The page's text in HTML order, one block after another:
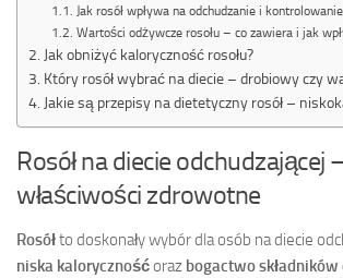
Jak rosół wpływa na odchudzanie i
Wartości odżywcze rosołu – co zawiera i jak
Jak obniżyć kaloryczność rosołu?
Który rosół wybrać na diecie – drobiowy czy
Jakie są przepisy na dietetyczny rosół –
Rosół na diecie odchudzającej
właściwości zdrowotne
Rosółto doskonały wybór dla osób na diecie
niska kalorycznośćoraz bogactwo